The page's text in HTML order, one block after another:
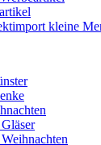
kleine